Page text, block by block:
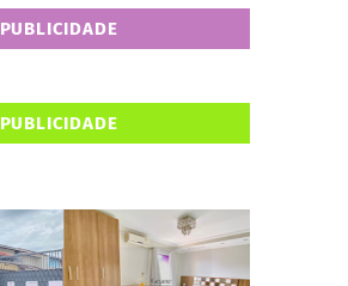
PUBLICIDADE
PUBLICIDADE